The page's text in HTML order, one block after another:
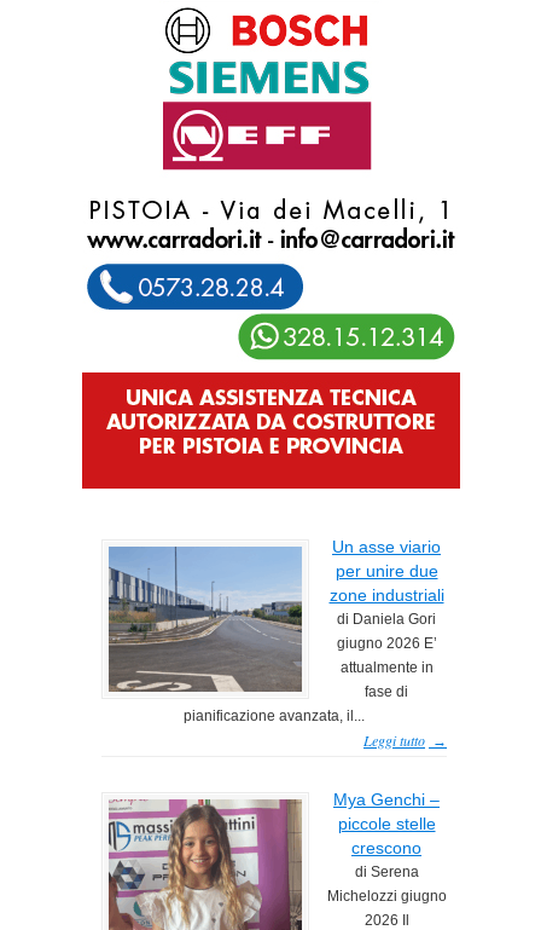
Un asse viario
per unire due
zone industriali
di Daniela Gori
giugno 2026 E’
attualmente in
fase di
pianificazione avanzata, il...
Leggi tutto →
Mya Genchi –
piccole stelle
crescono
di Serena
Michelozzi giugno
2026 Il